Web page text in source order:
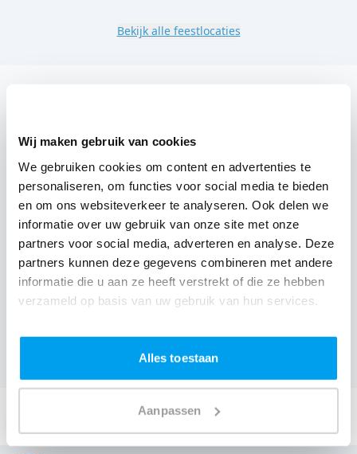
Wij maken gebruik van cookies
We gebruiken cookies om content en advertenties te
personaliseren, om functies voor social media te bieden
en om ons websiteverkeer te analyseren. Ook delen we
informatie over uw gebruik van onze site met onze
partners voor social media, adverteren en analyse. Deze
partners kunnen deze gegevens combineren met andere
informatie die u aan ze heeft verstrekt of die ze hebben
verzameld op basis van uw gebruik van hun services.
Alles toestaan
Aanpassen
Bekijk alle feestlocaties
dat is onze garantie. Van de afstemming met de locatie
tot een reserve DJ. Wij zorgen dat het goed komt. Maar
voordat je een DJ voor jouw feest gaat boeken, wil je
natuurlijk weten wat het kost.
EenDJ boeken uit Antwerpenwas nog nooit zo
makkelijk. Daarom kun je bij ons online de prijs
berekenen voor jouw feest. Ook kun je nu boeken of
Gierle en omgeving, en check dus nuonze prijzen voor
Stuur een email: